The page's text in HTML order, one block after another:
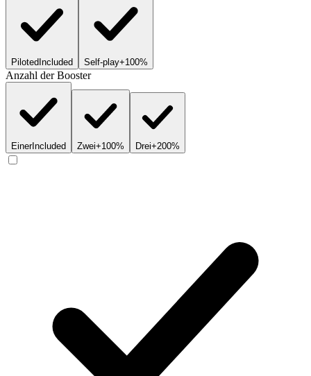
Piloted Included Self-play+100%
Anzahl der Booster
EinerIncluded Zwei+100% Drei+200%